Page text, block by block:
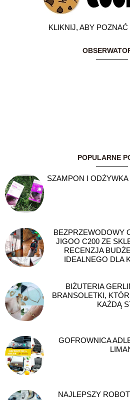
KLIKNIJ, ABY
POPULARNE
SZAMPON I
BEZPRZEWODOWY
JIGOO C200 ZE
RECENZJA
IDEALNEGO DLA
BIŻUTERIA
BRANSOLETKI,
KAŻDĄ
GOFROWNICA
NAJLEPSZY